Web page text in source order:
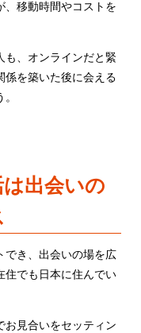
、移動時間やコストを
も、オンラインだと緊
係を築いた後に会える
出会いの
でき、出会いの場を広
住でも日本に住んでい
お見合いをセッティン